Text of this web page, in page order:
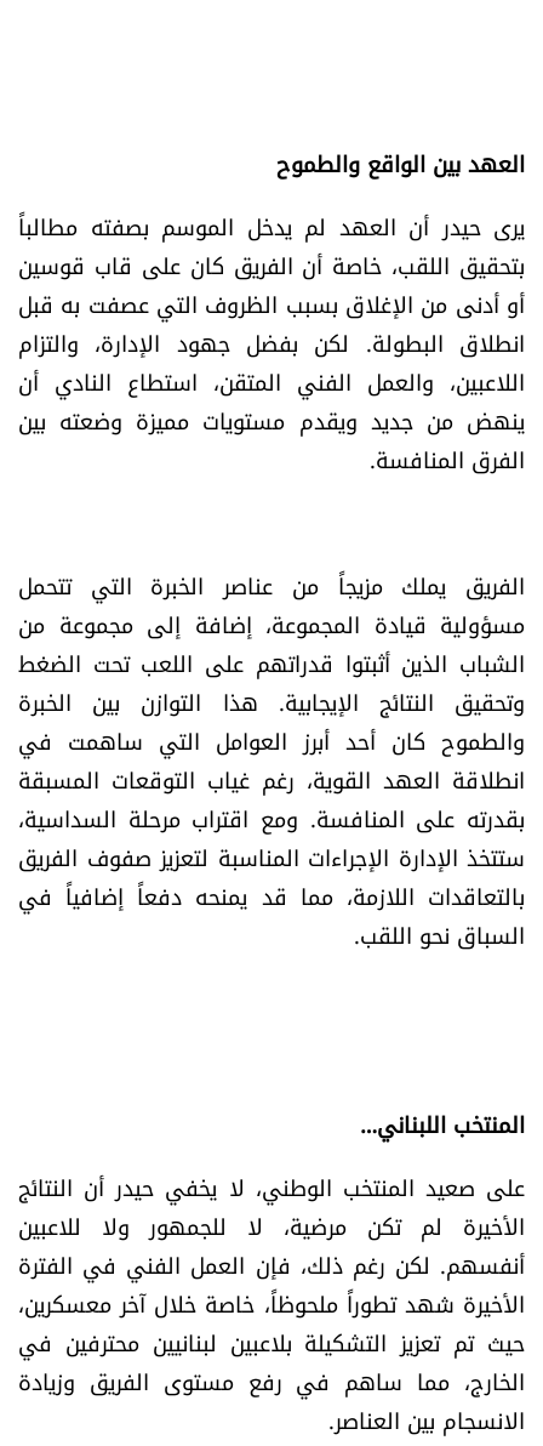
سجالات
صحّة وصحن
الرياضة
منوّعات
حظّك اليوم
فيديو
من نحن
للتواصل معنا
شروط الاستخدام
شروط الإشتراك
العهد بين الواقع والطموح
يرى حيدر أن العهد لم يدخل الموسم بصفته مطالباً
بتحقيق اللقب، خاصة أن الفريق كان على قاب قوسين
أو أدنى من الإغلاق بسبب الظروف التي عصفت به قبل
انطلاق البطولة. لكن بفضل جهود الإدارة، والتزام
اللاعبين، والعمل الفني المتقن، استطاع النادي أن
ينهض من جديد ويقدم مستويات مميزة وضعته بين
الفرق المنافسة.
الفريق يملك مزيجاً من عناصر الخبرة التي تتحمل
مسؤولية قيادة المجموعة، إضافة إلى مجموعة من
الشباب الذين أثبتوا قدراتهم على اللعب تحت الضغط
وتحقيق النتائج الإيجابية. هذا التوازن بين الخبرة
والطموح كان أحد أبرز العوامل التي ساهمت في
انطلاقة العهد القوية، رغم غياب التوقعات المسبقة
بقدرته على المنافسة. ومع اقتراب مرحلة السداسية،
ستتخذ الإدارة الإجراءات المناسبة لتعزيز صفوف الفريق
بالتعاقدات اللازمة، مما قد يمنحه دفعاً إضافياً في
السباق نحو اللقب.
المنتخب اللبناني…
على صعيد المنتخب الوطني، لا يخفي حيدر أن النتائج
الأخيرة لم تكن مرضية، لا للجمهور ولا للاعبين
أنفسهم. لكن رغم ذلك، فإن العمل الفني في الفترة
الأخيرة شهد تطوراً ملحوظاً، خاصة خلال آخر معسكرين،
حيث تم تعزيز التشكيلة بلاعبين لبنانيين محترفين في
الخارج، مما ساهم في رفع مستوى الفريق وزيادة
الانسجام بين العناصر.